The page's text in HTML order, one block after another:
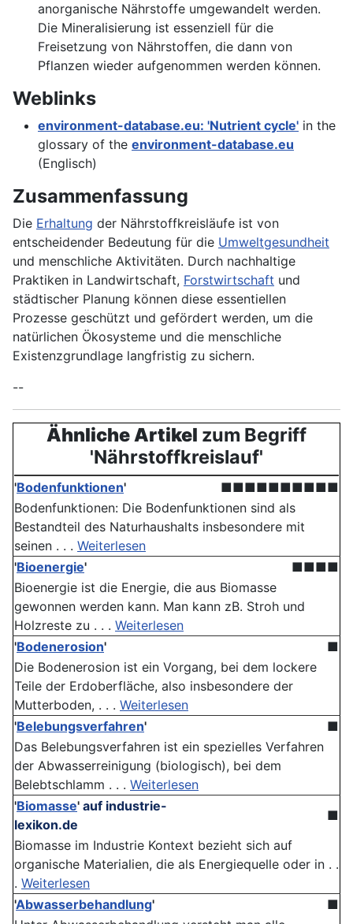
anorganische Nährstoffe umgewandelt werden.
Die Mineralisierung ist essenziell für die
Freisetzung von Nährstoffen, die dann von
Pflanzen wieder aufgenommen werden können.
Weblinks
environment-database.eu: 'Nutrient cycle' in the
glossary of the environment-database.eu
(Englisch)
Zusammenfassung
Die Erhaltung der Nährstoffkreisläufe ist von
entscheidender Bedeutung für die Umweltgesundheit
und menschliche Aktivitäten. Durch nachhaltige
Praktiken in Landwirtschaft, Forstwirtschaft und
städtischer Planung können diese essentiellen
Prozesse geschützt und gefördert werden, um die
natürlichen Ökosysteme und die menschliche
Existenzgrundlage langfristig zu sichern.
--
Ähnliche Artikel zum Begriff
'Nährstoffkreislauf'
'Bodenfunktionen'
■■■■■■■■■■
Bodenfunktionen: Die Boden­funktionen sind als
Bestandteil des Naturhaushalts insbesondere mit
seinen . . . Weiterlesen
'Bioenergie'
■■■■
Bioenergie ist die Energie, die aus Biomasse
gewonnen werden kann. Man kann zB. Stroh und
Holzreste zu . . . Weiterlesen
'Bodenerosion'
■
Die Bodenerosion ist ein Vorgang, bei dem lockere
Teile der Erdoberfläche, also insbesondere der
Mutterboden, . . . Weiterlesen
'Belebungsverfahren'
■
Das Belebungsverfahren ist ein spezielles Verfahren
der Abwasserreinigung (biologisch), bei dem
Belebtschlamm . . . Weiterlesen
'Biomasse' auf industrie-
lexikon.de
■
Biomasse im Industrie Kontext bezieht sich auf
organische Materialien, die als Energiequelle oder in . .
. Weiterlesen
'Abwasserbehandlung'
■